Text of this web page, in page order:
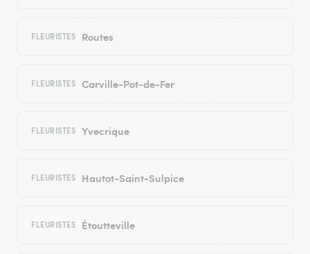
FLEURISTES Routes
FLEURISTES Carville-Pot-de-Fer
FLEURISTES Yvecrique
FLEURISTES Hautot-Saint-Sulpice
FLEURISTES Étoutteville